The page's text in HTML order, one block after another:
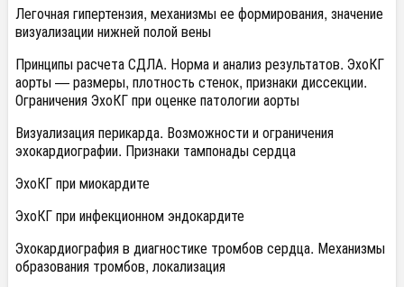
Легочная гипертензия, механизмы ее формирования, значение
визуализации нижней полой вены
Принципы расчета СДЛА. Норма и анализ результатов. ЭхоКГ
аорты — размеры, плотность стенок, признаки диссекции.
Ограничения ЭхоКГ при оценке патологии аорты
Визуализация перикарда. Возможности и ограничения
эхокардиографии. Признаки тампонады сердца
ЭхоКГ при миокардите
ЭхоКГ при инфекционном эндокардите
Эхокардиография в диагностике тромбов сердца. Механизмы
образования тромбов, локализация